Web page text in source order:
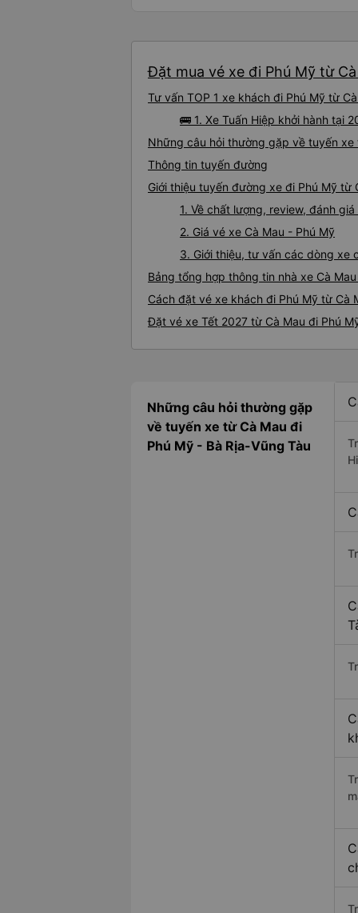
Đặt mua vé xe đi Phú Mỹ từ
Tư vấn TOP 1 xe khách đi Phú Mỹ từ
🚌 1. Xe Tuấn Hiệp khởi hành tại
Những câu hỏi thường gặp về tuyến xe
Thông tin tuyến đường
Giới thiệu tuyến đường xe đi Phú Mỹ từ
1. Về chất lượng, review, đánh
2. Giá vé xe Cà Mau - Phú Mỹ
3. Giới thiệu, tư vấn các dòng xe
Bảng tổng hợp thông tin nhà xe Cà
Cách đặt vé xe khách đi Phú Mỹ từ Cà
Đặt vé xe Tết 2027 từ Cà Mau đi Phú
Những câu hỏi thường gặp
về tuyến xe từ Cà Mau đi
Phú Mỹ - Bà Rịa-Vũng Tàu